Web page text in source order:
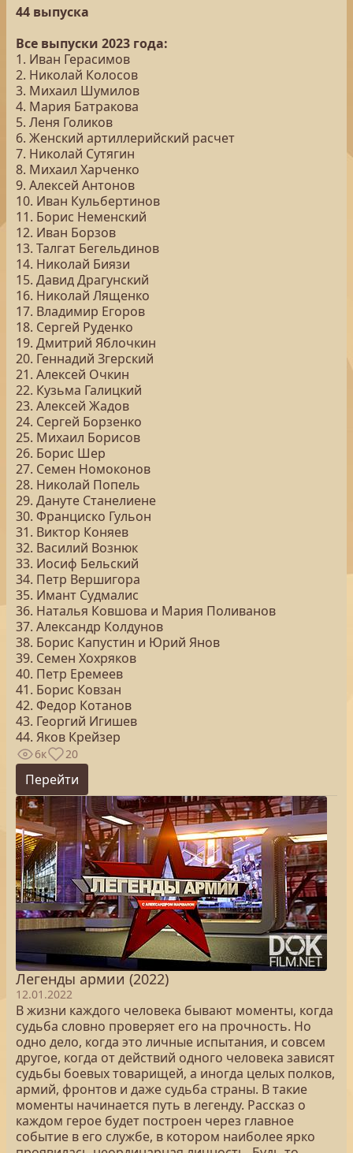
44 выпуска
Все выпуски 2023 года:
1. Иван Герасимов
2. Николай Колосов
3. Михаил Шумилов
4. Мария Батракова
5. Леня Голиков
6. Женский артиллерийский расчет
7. Николай Сутягин
8. Михаил Харченко
9. Алексей Антонов
10. Иван Кульбертинов
11. Борис Неменский
12. Иван Борзов
13. Талгат Бегельдинов
14. Николай Биязи
15. Давид Драгунский
16. Николай Лященко
17. Владимир Егоров
18. Сергей Руденко
19. Дмитрий Яблочкин
20. Геннадий Згерский
21. Алексей Очкин
22. Кузьма Галицкий
23. Алексей Жадов
24. Сергей Борзенко
25. Михаил Борисов
26. Борис Шер
27. Семен Номоконов
28. Николай Попель
29. Дануте Станелиене
30. Франциско Гульон
31. Виктор Коняев
32. Василий Вознюк
33. Иосиф Бельский
34. Петр Вершигора
35. Имант Судмалис
36. Наталья Ковшова и Мария Поливанов
37. Александр Колдунов
38. Борис Капустин и Юрий Янов
39. Семен Хохряков
40. Петр Еремеев
41. Борис Ковзан
42. Федор Котанов
43. Георгий Игишев
44. Яков Крейзер
6к 20
Перейти
Легенды армии (2022)
12.01.2022
В жизни каждого человека бывают моменты, когда
судьба словно проверяет его на прочность. Но
одно дело, когда это личные испытания, и совсем
другое, когда от действий одного человека зависят
судьбы боевых товарищей, а иногда целых полков,
армий, фронтов и даже судьба страны. В такие
моменты начинается путь в легенду. Рассказ о
каждом герое будет построен через главное
событие в его службе, в котором наиболее ярко